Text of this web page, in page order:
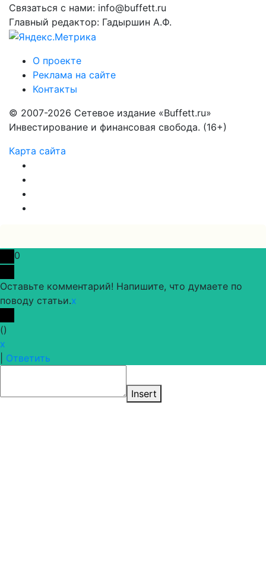
Связаться с нами: info@buffett.ru
Главный редактор: Гадыршин А.Ф.
О проекте
Реклама на сайте
Контакты
© 2007-2026 Сетевое издание «Buffett.ru»
Инвестирование и финансовая свобода. (16+)
Карта сайта
0
Оставьте комментарий! Напишите, что думаете по
поводу статьи.x
()
x
Ответить
Insert